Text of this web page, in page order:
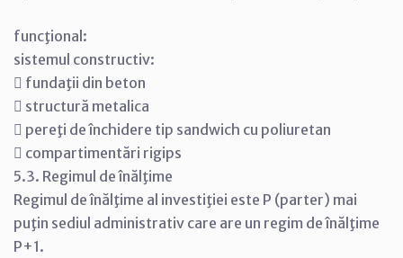
funcţional:
sistemul constructiv:
 fundaţii din beton
 structură metalica
 pereţi de închidere tip sandwich cu poliuretan
 compartimentări rigips
5.3. Regimul de înălţime
Regimul de înălţime al investiţiei este P (parter) mai
puţin sediul administrativ care are un regim de înălţime
P+1.